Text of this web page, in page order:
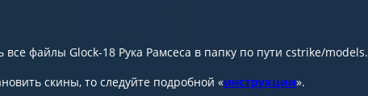
файлы Glock-18 Рука Рамсеса в папку по пути cstrike/models.
скины, то следуйте подробной «инструкции».